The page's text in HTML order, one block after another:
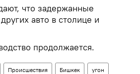
что задержанные
авто в столице и
продолжается.
Происшествия Бишкек угон